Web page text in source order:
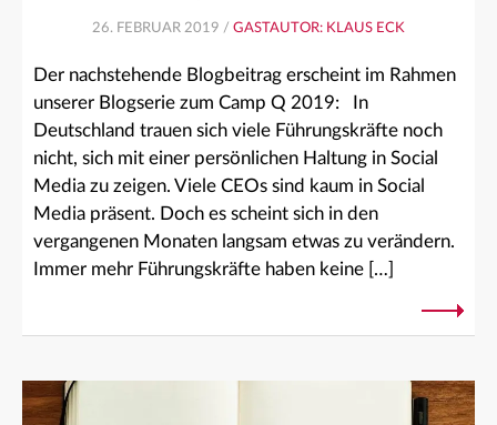
26. FEBRUAR 2019 / GASTAUTOR: KLAUS ECK
Der nachstehende Blogbeitrag erscheint im Rahmen
unserer Blogserie zum Camp Q 2019: In
Deutschland trauen sich viele Führungskräfte noch
nicht, sich mit einer persönlichen Haltung in Social
Media zu zeigen. Viele CEOs sind kaum in Social
Media präsent. Doch es scheint sich in den
vergangenen Monaten langsam etwas zu verändern.
Immer mehr Führungskräfte haben keine […]